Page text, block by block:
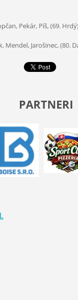
Pekár, Píš, (69.
Jarošinec, (80.
PARTNERI